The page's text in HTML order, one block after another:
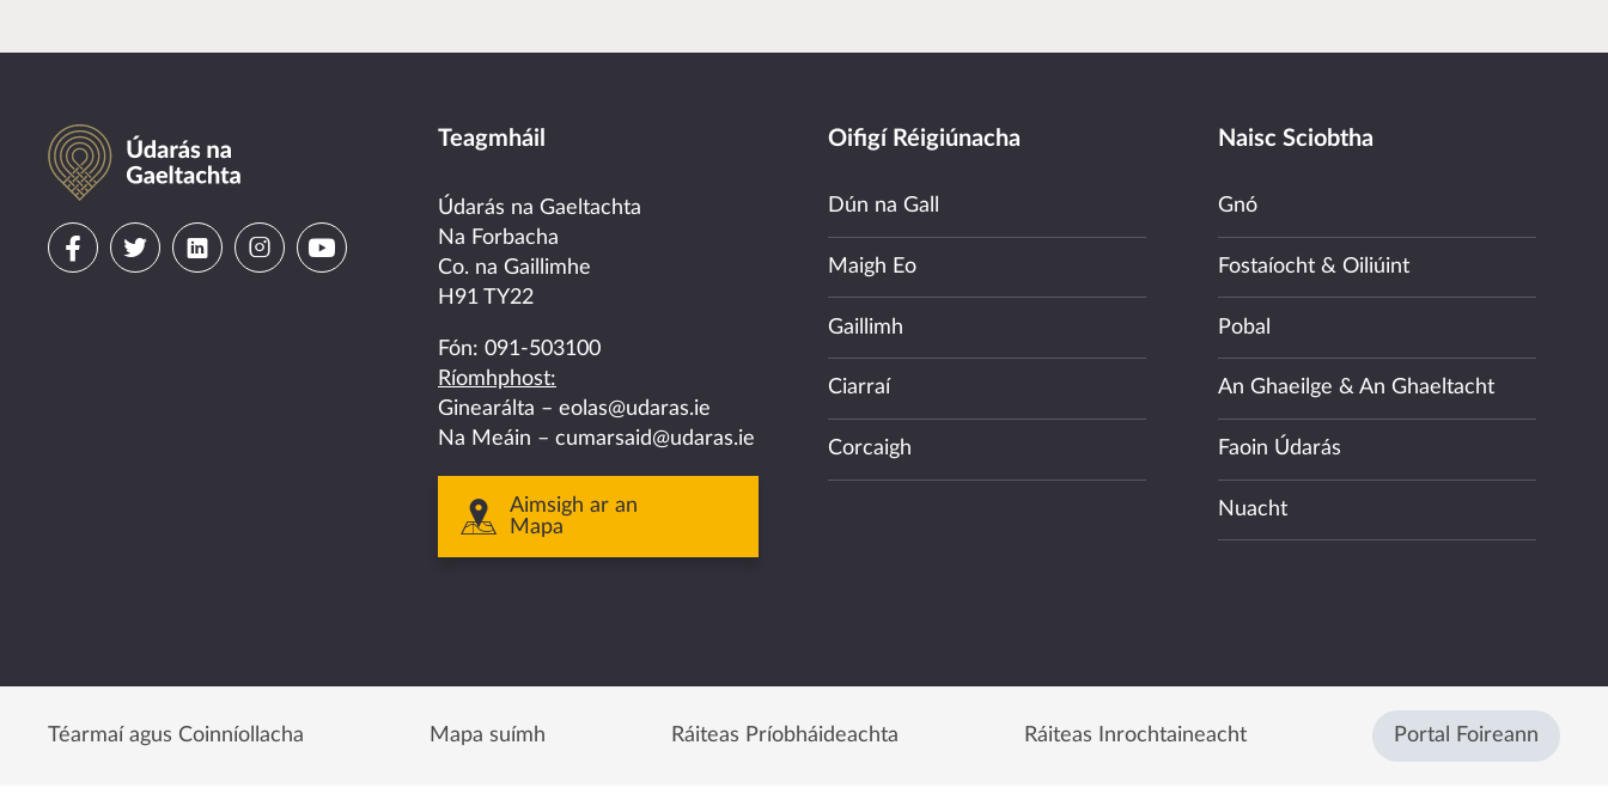
Údarás na Gaeltachta
VisitVisitVisitVisit
instagram
Visit
youtube
Teagmháil
Údarás na Gaeltachta
Na Forbacha
Co. na Gaillimhe
H91 TY22
Fón: 091-503100
Ríomhphost:
Ginearálta – eolas@udaras.ie
Na Meáin – cumarsaid@udaras.ie
Aimsigh ar an
Mapa
Oifigí Réigiúnacha
Dún na Gall
Maigh Eo
Gaillimh
Ciarraí
Corcaigh
Naisc Sciobtha
Gnó
Fostaíocht & Oiliúint
Pobal
An Ghaeilge & An Ghaeltacht
Faoin Údarás
Nuacht
Téarmaí agus Coinníollacha Mapa suímh Ráiteas Príobháideachta Ráiteas Inrochtaineacht Portal Foireann